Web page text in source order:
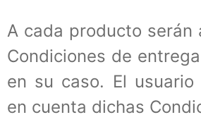
A cada producto serán
Condiciones de
en su caso. El
en cuenta dichas